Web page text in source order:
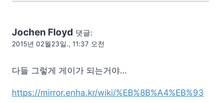
Jochen Floyd 댓글:
2015년 02월23일., 11:37 오전
다들 그렇게 게이가 되는거야…
https://mirror.enha.kr/wiki/%EB%8B%A4%EB%93